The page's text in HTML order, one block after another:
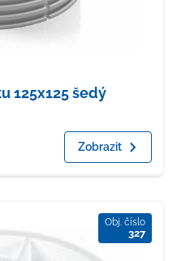
125x125 šedý
Zobrazit
Obj. číslo
327